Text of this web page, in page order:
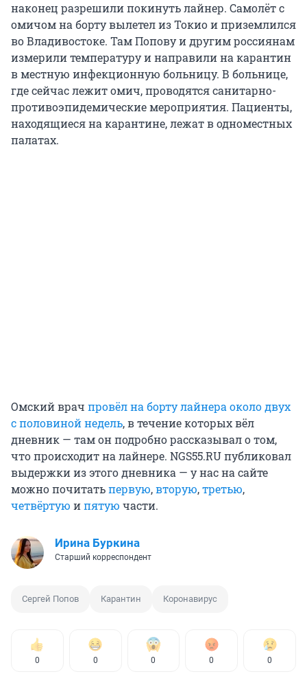
наконец разрешили покинуть лайнер. Самолёт с
омичом на борту вылетел из Токио и приземлился
во Владивостоке. Там Попову и другим россиянам
измерили температуру и направили на карантин
в местную инфекционную больницу. В больнице,
где сейчас лежит омич, проводятся санитарно-
противоэпидемические мероприятия. Пациенты,
находящиеся на карантине, лежат в одноместных
палатах.
Омский врач провёл на борту лайнера около двух
с половиной недель, в течение которых вёл
дневник — там он подробно рассказывал о том,
что происходит на лайнере. NGS55.RU публиковал
выдержки из этого дневника — у нас на сайте
можно почитатьпервую,вторую,третью,
четвёртую ипятую части.
Ирина Буркина
Старший корреспондент
Сергей Попов Карантин Коронавирус
0 0 0 0 0